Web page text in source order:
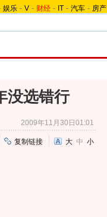
娱乐 - V - 财经 - IT - 汽车 - 房产
没选错行
2009年11月30日01:01
复制链接 大 中 小